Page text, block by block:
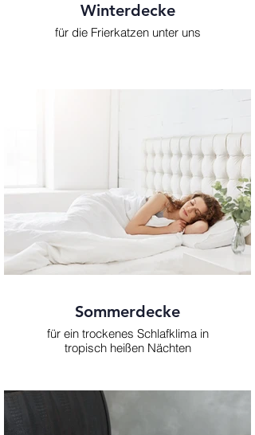
Winterdecke
für die Frierkatzen unter uns
Sommerdecke
für ein trockenes Schlafklima in
tropisch heißen Nächten